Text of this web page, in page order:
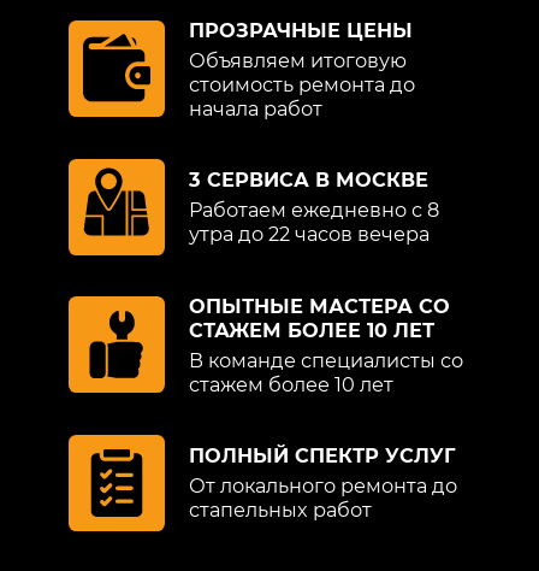
ПРОЗРАЧНЫЕ ЦЕНЫ
Объявляем итоговую
стоимость ремонта до
начала работ
3 СЕРВИСА В МОСКВЕ
Работаем ежедневно с 8
утра до 22 часов вечера
ОПЫТНЫЕ МАСТЕРА СО
СТАЖЕМ БОЛЕЕ 10 ЛЕТ
В команде специалисты со
стажем более 10 лет
ПОЛНЫЙ СПЕКТР УСЛУГ
От локального ремонта до
стапельных работ